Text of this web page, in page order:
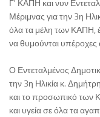
Γ' ΚΑΠΗ και νυν
Μέριμνας για την 3η
όλα τα μέλη των ΚΑΠΗ,
να θυμούνται υπέροχες
Ο Εντεταλμένος
την 3η Ηλικία κ.
και το προσωπικό των
και υγεία σε όλα τα